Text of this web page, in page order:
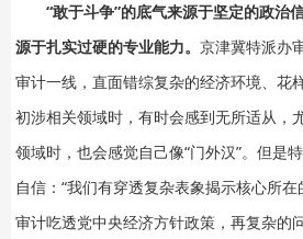
“敢于斗争”的底气来源于坚定的政治
源于扎实过硬的专业能力。 京津冀特派办
审计一线，直面错综复杂的经济环境、花
初涉相关领域时，有时会感到无所适从，
领域时，也会感觉自己像“门外汉”。但是
自信：“我们有穿透复杂表象揭示核心所在
审计吃透党中央经济方针政策，再复杂的